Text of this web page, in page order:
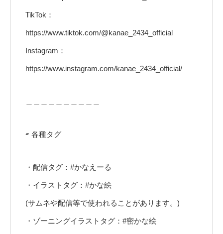
TikTok：
https://www.tiktok.com/@kanae_2434_official
Instagram：
https://www.instagram.com/kanae_2434_official/
▱ 各種タグ
・配信タグ：#かなえーる
・イラストタグ：#かな絵
(サムネや配信等で使われることがあります。)
・ゾーニングイラストタグ：#密かな絵